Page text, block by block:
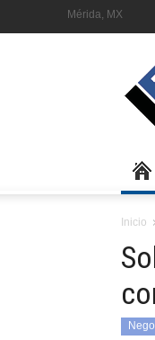
Mérida, MX
Inicio